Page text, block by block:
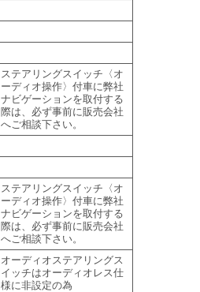
ステアリングスイッチ〈オ
ーディオ操作〉付車に弊社
ナビゲーションを取付する
際は、必ず事前に販売会社
へご相談下さい。
ステアリングスイッチ〈オ
ーディオ操作〉付車に弊社
ナビゲーションを取付する
際は、必ず事前に販売会社
へご相談下さい。
オーディオステアリングス
イッチはオーディオレス仕
様に非設定の為